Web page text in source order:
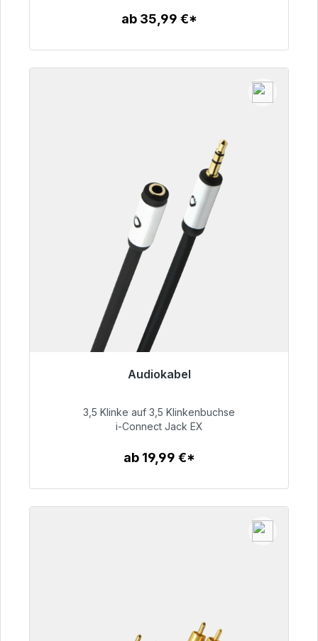
ab 35,99 €*
Audiokabel
51,99 €
3,5 Klinke auf 3,5 Klinkenbuchse
i-Connect Jack EX
ab 19,99 €*